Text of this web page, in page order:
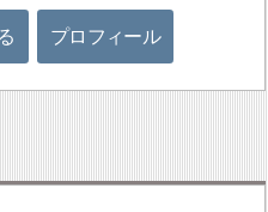
プロフィール